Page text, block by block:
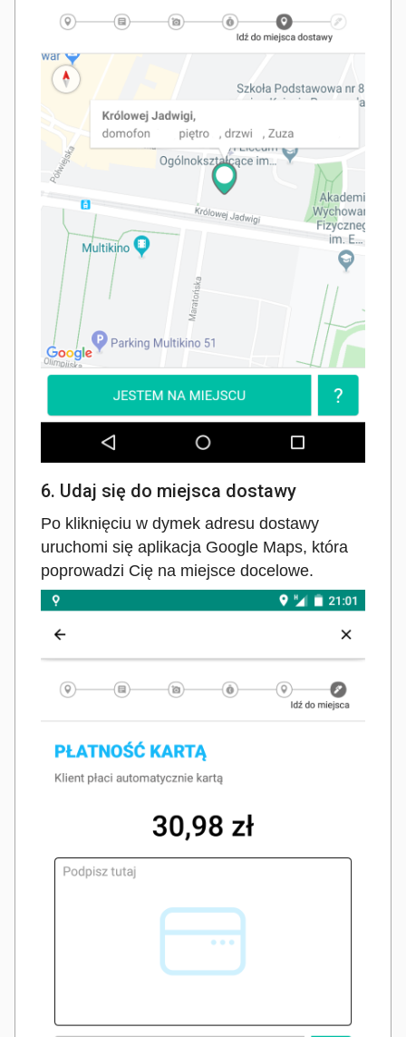
6. Udaj się do miejsca dostawy
Po kliknięciu w dymek adresu dostawy
uruchomi się aplikacja Google Maps, która
poprowadzi Cię na miejsce docelowe.